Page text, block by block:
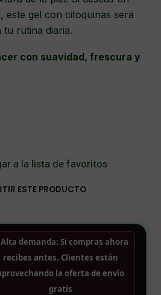
este gel con citoquinas será
tu rutina diaria.
con suavidad, frescura y
a la lista de favoritos
ESTE PRODUCTO